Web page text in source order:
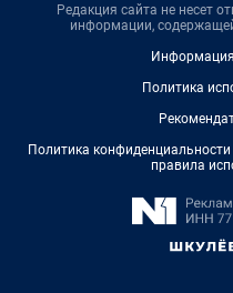
Редакция сайта не несет
информации,
Политика
Политика
правила